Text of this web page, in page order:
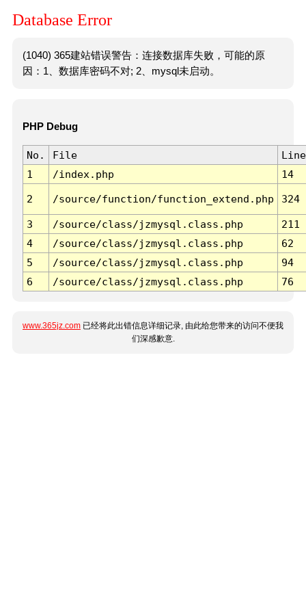
Database Error
(1040) 365建站错误警告：连接数据库失败，可能的原
因：1、数据库密码不对; 2、mysql未启动。
PHP Debug
No. File
Line
1
/index.php 14
2 /source/function/function_extend.php 324
3 /source/class/jzmysql.class.php
211
4
/source/class/jzmysql.class.php
62
5
/source/class/jzmysql.class.php
94
6
/source/class/jzmysql.class.php 76
www.365jz.com 已经将此出错信息详细记录, 由此给您带来的访问不便我
们深感歉意.